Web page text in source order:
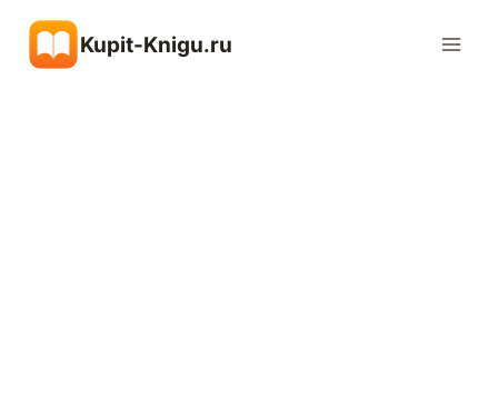
содержимому
Kupit-Knigu.ru